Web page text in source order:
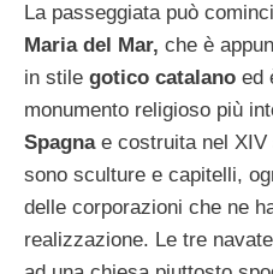
La passeggiata può
Maria del Mar, che è
in stile gotico catalano ed
monumento religioso più
Spagnae costruita nel XIV
sono sculture e capitelli,
delle corporazioni che ne
realizzazione. Le tre